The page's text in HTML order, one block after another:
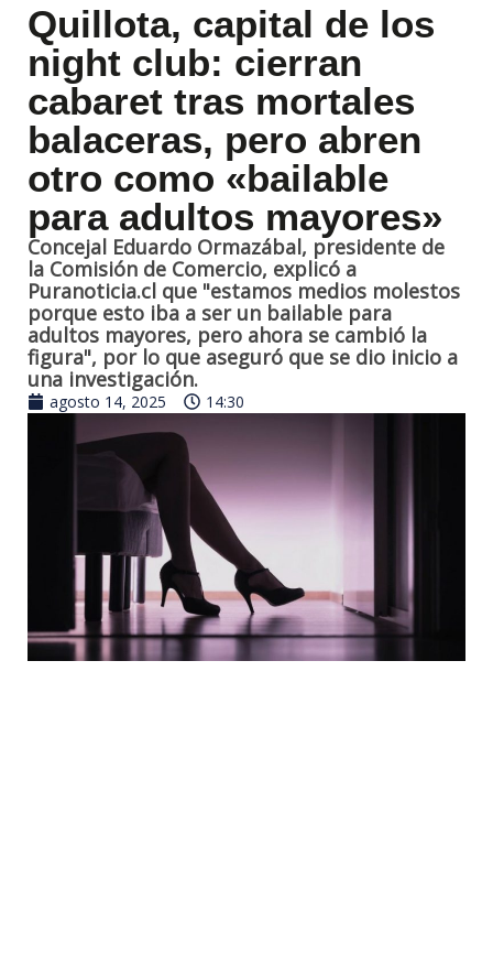
Quillota, capital de los
night club: cierran
cabaret tras mortales
balaceras, pero abren
otro como «bailable
para adultos mayores»
Concejal Eduardo Ormazábal, presidente de
la Comisión de Comercio, explicó a
Puranoticia.cl que "estamos medios molestos
porque esto iba a ser un bailable para
adultos mayores, pero ahora se cambió la
figura", por lo que aseguró que se dio inicio a
una investigación.
agosto 14, 2025 14:30